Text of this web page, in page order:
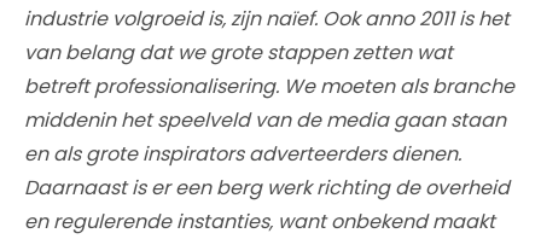
industrie volgroeid is, zijn naïef. Ook anno 2011 is het
van belang dat we grote stappen zetten wat
betreft professionalisering. We moeten als branche
middenin het speelveld van de media gaan staan
en als grote inspirators adverteerders dienen.
Daarnaast is er een berg werk richting de overheid
en regulerende instanties, want onbekend maakt